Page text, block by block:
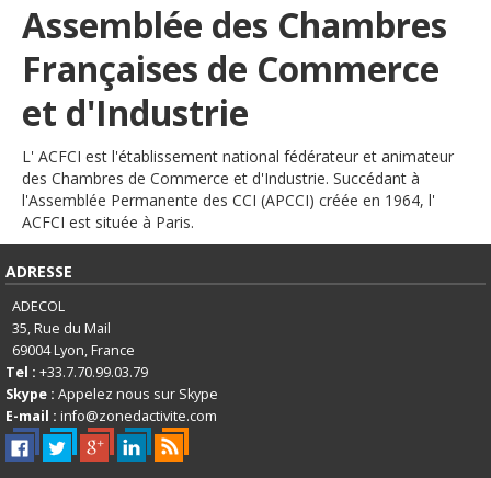
Mon ZA.com
中文
English
Français
Connexion
Assemblée des Chambres
Françaises de Commerce
et d'Industrie
L' ACFCI est l'établissement national fédérateur et animateur
des Chambres de Commerce et d'Industrie. Succédant à
l'Assemblée Permanente des CCI (APCCI) créée en 1964, l'
ACFCI est située à Paris.
ADRESSE
ADECOL
35, Rue du Mail
69004Lyon, France
Tel : +33.7.70.99.03.79
Skype : Appelez nous sur Skype
E-mail : info@zonedactivite.com